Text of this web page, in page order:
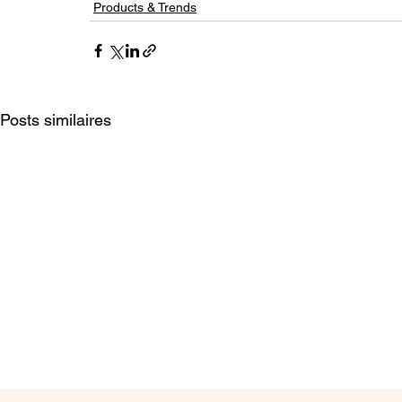
Products & Trends
Posts similaires